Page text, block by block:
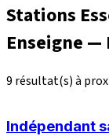
Stations
Enseigne
9 résultat(s) à
Indépendant